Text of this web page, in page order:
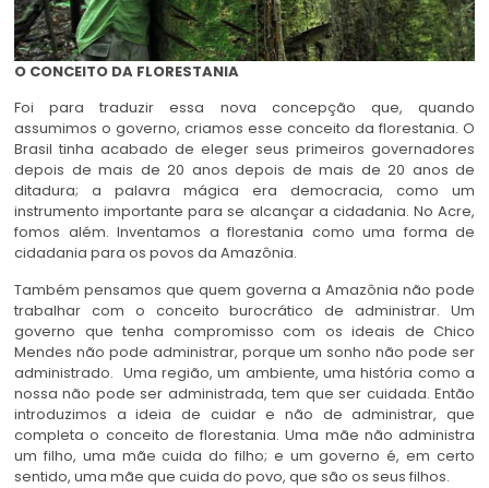
O CONCEITO DA FLORESTANIA
Foi para traduzir essa nova concepção que, quando
assumimos o governo, criamos esse conceito da florestania. O
Brasil tinha acabado de eleger seus primeiros governadores
depois de mais de 20 anos depois de mais de 20 anos de
ditadura; a palavra mágica era democracia, como um
instrumento importante para se alcançar a cidadania. No Acre,
fomos além. Inventamos a florestania como uma forma de
cidadania para os povos da Amazônia.
Também pensamos que quem governa a Amazônia não pode
trabalhar com o conceito burocrático de administrar. Um
governo que tenha compromisso com os ideais de Chico
Mendes não pode administrar, porque um sonho não pode ser
administrado. Uma região, um ambiente, uma história como a
nossa não pode ser administrada, tem que ser cuidada. Então
introduzimos a ideia de cuidar e não de administrar, que
completa o conceito de florestania. Uma mãe não administra
um filho, uma mãe cuida do filho; e um governo é, em certo
sentido, uma mãe que cuida do povo, que são os seus filhos.